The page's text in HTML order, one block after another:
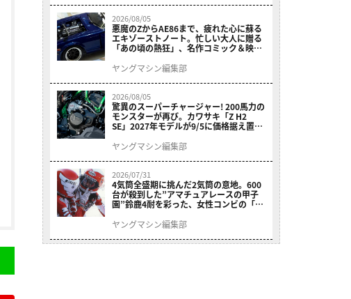
2026/08/05
悪魔のZからAE86まで、疲れた心に蘇る
エキゾーストノート。忙しい大人に贈る
「あの頃の熱狂」、名作コミック＆映画
結！
ヤングマシン編集部
2026/08/05
驚異のスーパーチャージャー! 200馬力の
モンスターが再び。カワサキ「Z H2
SE」2027年モデルが9/5に価格据え置き
ヤングマシン編集部
2026/07/31
4気筒全盛期に挑んだ2気筒の意地。600
台が殺到した”アマチュアレースの甲子
園”鈴鹿4耐を彩った、女性コンビの「ス
ヤングマシン編集部